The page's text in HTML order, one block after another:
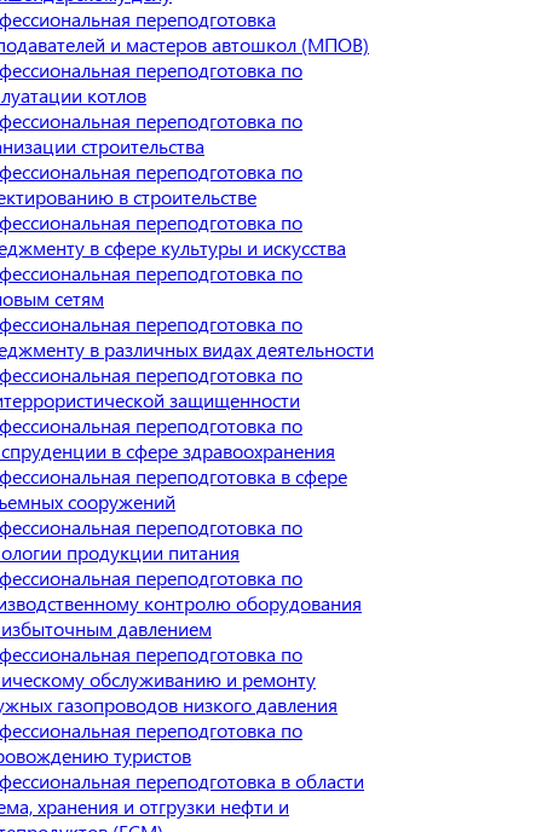
переподготовка
и мастеров автошкол (МПОВ)
переподготовка по
котлов
переподготовка по
строительства
переподготовка по
в строительстве
переподготовка по
в сфере культуры и искусства
переподготовка по
сетям
переподготовка по
в различных видах деятельности
переподготовка по
защищенности
переподготовка по
в сфере здравоохранения
переподготовка в сфере
сооружений
переподготовка по
продукции питания
переподготовка по
контролю оборудования
давлением
переподготовка по
обслуживанию и ремонту
газопроводов низкого давления
переподготовка по
туристов
переподготовка в области
хранения и отгрузки нефти и